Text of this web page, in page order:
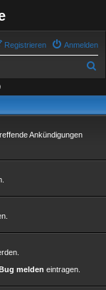
Anmelden
Registrieren
h
Ankündigungen
melden eintragen.